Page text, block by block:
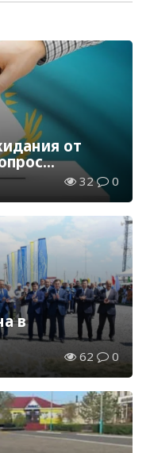
от
32 0
в
станция62 0